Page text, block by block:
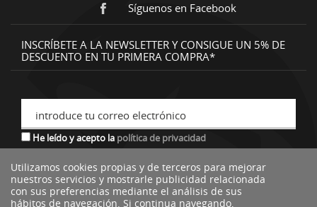
Síguenos en Facebook
INSCRÍBETE A LA NEWSLETTER Y CONSIGUE UN 5% DE
DESCUENTO EN TU PRIMERA COMPRA*
introduce tu correo electrónico
He leído y acepto la política de privacidad
*descuento no acumulable a otras ofertas o promociones.
Utilizamos cookies propias y de terceros para mejorar
nuestros servicios y mostrarle publicidad relacionada
con sus preferencias mediante el análisis de sus
hábitos de navegación. Si continua navegando,